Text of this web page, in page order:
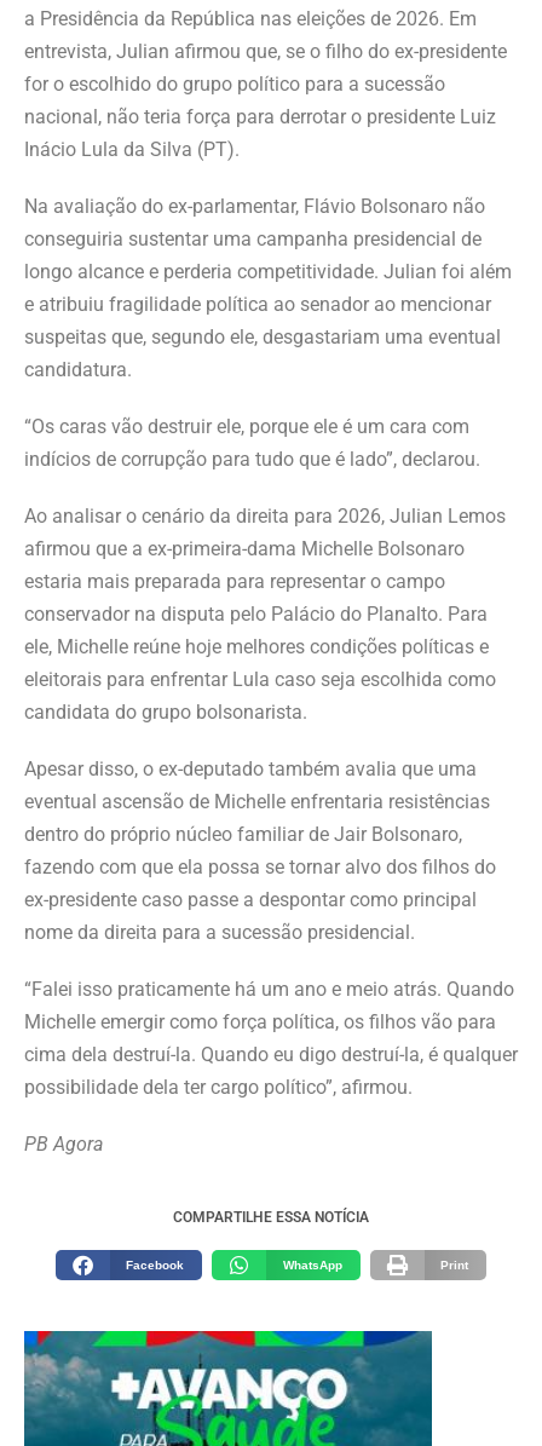
a Presidência da República nas eleições de 2026. Em
entrevista, Julian afirmou que, se o filho do ex-presidente
for o escolhido do grupo político para a sucessão
nacional, não teria força para derrotar o presidente Luiz
Inácio Lula da Silva (PT).
Na avaliação do ex-parlamentar, Flávio Bolsonaro não
conseguiria sustentar uma campanha presidencial de
longo alcance e perderia competitividade. Julian foi além
e atribuiu fragilidade política ao senador ao mencionar
suspeitas que, segundo ele, desgastariam uma eventual
candidatura.
“Os caras vão destruir ele, porque ele é um cara com
indícios de corrupção para tudo que é lado”, declarou.
Ao analisar o cenário da direita para 2026, Julian Lemos
afirmou que a ex-primeira-dama Michelle Bolsonaro
estaria mais preparada para representar o campo
conservador na disputa pelo Palácio do Planalto. Para
ele, Michelle reúne hoje melhores condições políticas e
eleitorais para enfrentar Lula caso seja escolhida como
candidata do grupo bolsonarista.
Apesar disso, o ex-deputado também avalia que uma
eventual ascensão de Michelle enfrentaria resistências
dentro do próprio núcleo familiar de Jair Bolsonaro,
fazendo com que ela possa se tornar alvo dos filhos do
ex-presidente caso passe a despontar como principal
nome da direita para a sucessão presidencial.
“Falei isso praticamente há um ano e meio atrás. Quando
Michelle emergir como força política, os filhos vão para
cima dela destruí-la. Quando eu digo destruí-la, é qualquer
possibilidade dela ter cargo político”, afirmou.
PB Agora
COMPARTILHE ESSA NOTÍCIA
Facebook WhatsApp Print